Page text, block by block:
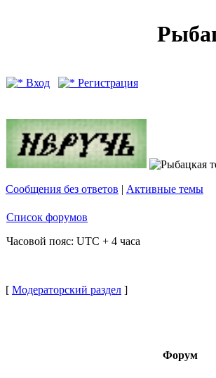
Вход
Регистрация
Сообщения без ответов | Активные темы
Список форумов
Часовой пояс: UTC + 4 часа
[ Модераторский раздел ]
Форум